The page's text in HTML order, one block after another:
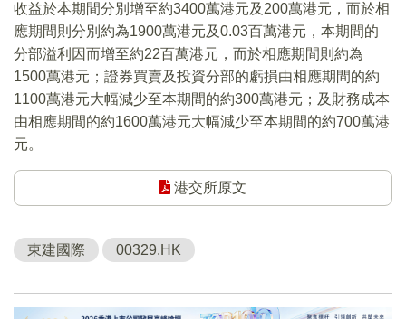
收益於本期間分別增至約3400萬港元及200萬港元，而於相
應期間則分別約為1900萬港元及0.03百萬港元，本期間的
分部溢利因而增至約22百萬港元，而於相應期間則約為
1500萬港元；證券買賣及投資分部的虧損由相應期間的約
1100萬港元大幅減少至本期間的約300萬港元；及財務成本
由相應期間的約1600萬港元大幅減少至本期間的約700萬港
元。
港交所原文
東建國際 00329.HK